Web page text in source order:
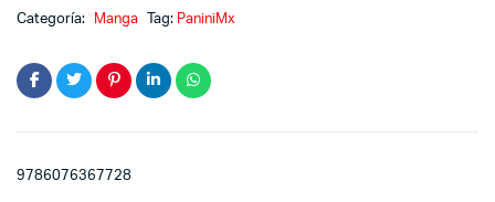
Categoría: Manga Tag: PaniniMx
9786076367728